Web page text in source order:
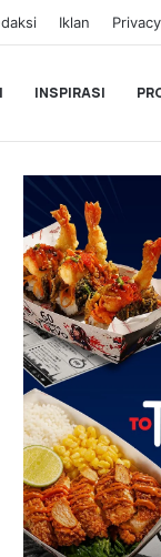
Iklan Privacy
INSPIRASI